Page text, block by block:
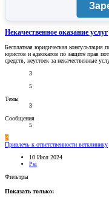
Некачественное оказание услуг
Бесплатная юридическая консультация
юристов и адвокатов по защите прав
средств, неустоек за некачественные
3
5
Темы
3
Сообщения
5
P
Привлечь к ответственности ветклинику
10 Июл 2024
Psi
Фильтры
Показать только: